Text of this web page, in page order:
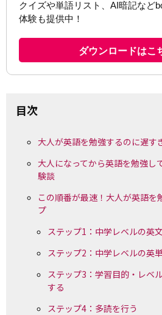
目次
大人が英語を勉強するのに遅す
大人になってから英語を勉強し
験談
この順番が最速！大人が英語を
プ
ステップ1：中学レベルの英
ステップ2：中学レベルの英
ステップ3：学習目的・レベ
する
ステップ4：多読を行う